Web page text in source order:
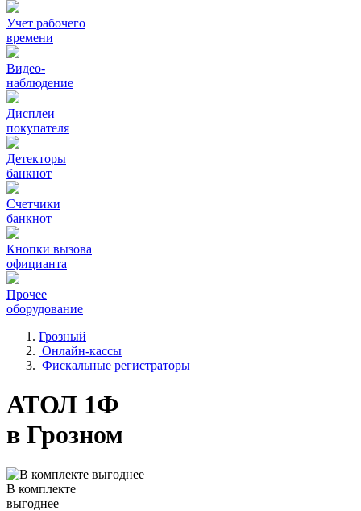
Учет рабочего
времени
Видео‑
наблюдение
Дисплеи
покупателя
Детекторы
банкнот
Счетчики
банкнот
Кнопки вызова
официанта
Прочее
оборудование
Грозный
Онлайн-кассы
Фискальные регистраторы
АТОЛ 1Ф
в Грозном
В комплекте
выгоднее